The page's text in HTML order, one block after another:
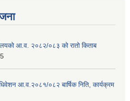
आ.व. २०८२/०८३ को रातो किताब
आ.व.२०८१/०८२ बार्षिक निति, कार्यक्रम